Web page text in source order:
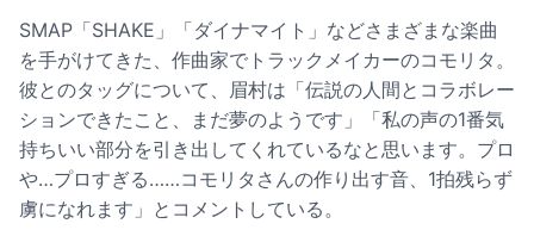
SMAP「SHAKE」「ダイナマイト」などさまざまな楽曲
を手がけてきた、作曲家でトラックメイカーのコモリタ。
彼とのタッグについて、眉村は「伝説の人間とコラボレー
ションできたこと、まだ夢のようです」「私の声の1番気
持ちいい部分を引き出してくれているなと思います。プロ
や…プロすぎる……コモリタさんの作り出す音、1拍残らず
虜になれます」とコメントしている。